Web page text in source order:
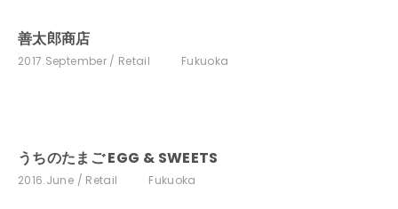
善太郎商店
2017.September Retail Fukuoka
うちのたまご EGG & SWEETS
2016.June Retail Fukuoka